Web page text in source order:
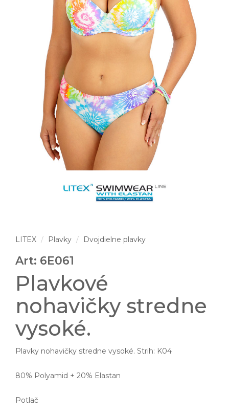
LITEX Plavky Dvojdielne plavky
Art: 6E061
Plavkové
nohavičky stredne
vysoké.
Plavky nohavičky stredne vysoké. Strih: K04
80% Polyamid + 20% Elastan
Potlač